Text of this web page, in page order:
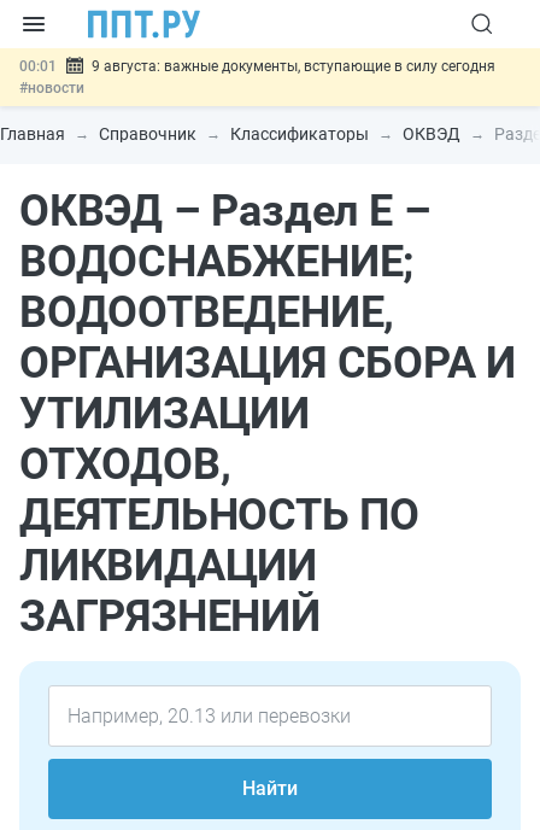
00:01
9 августа: важные документы, вступающие в силу сегодня
#новости
07.08 Подписан закон о блокировке продажи опасных товаров через
«Честный знак»#новости
07.08 Госпошлину за устранение ошибок в документах предлагают
отменить#новости
отношений
#новости
Главная Справочник Классификаторы ОКВЭД
ОКВЭД – Раздел E –
ВОДОСНАБЖЕНИЕ;
ВОДООТВЕДЕНИЕ,
ОРГАНИЗАЦИЯ СБОРА И
УТИЛИЗАЦИИ
ОТХОДОВ,
ДЕЯТЕЛЬНОСТЬ ПО
ЛИКВИДАЦИИ
ЗАГРЯЗНЕНИЙ
Найти